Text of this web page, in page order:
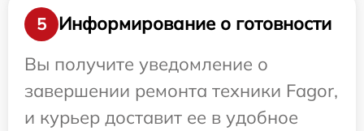
5
Информирование о готовности
Вы получите уведомление о
завершении ремонта техники Fagor,
и курьер доставит ее в удобное